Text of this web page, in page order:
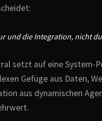
und die Integration, nicht
setzt auf eine System-
Gefüge aus Daten,
aus dynamischen